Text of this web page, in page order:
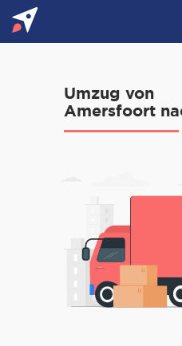
Umzug von
Amersfoort